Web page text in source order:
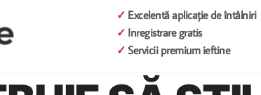
✓ Excelentă aplicație de întâlniri
✓ Inregistrare gratis
✓ Servicii premium ieftine